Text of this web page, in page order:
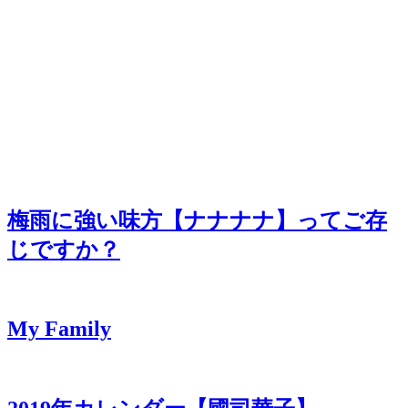
梅雨に強い味方【ナナナナ】ってご存
じですか？
My Family